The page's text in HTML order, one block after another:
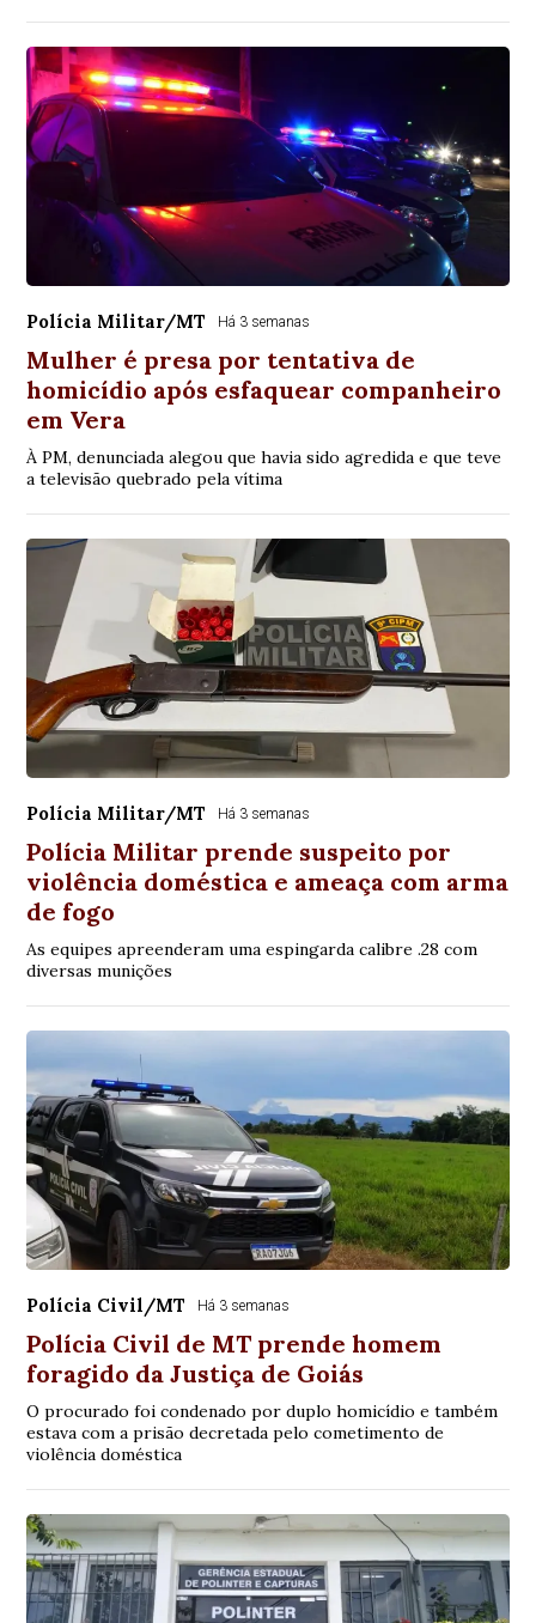
Polícia Militar/MT Há 3 semanas
Mulher é presa por tentativa de
homicídio após esfaquear companheiro
em Vera
À PM, denunciada alegou que havia sido agredida e que teve
a televisão quebrado pela vítima
Polícia Militar/MT Há 3 semanas
Polícia Militar prende suspeito por
violência doméstica e ameaça com arma
de fogo
As equipes apreenderam uma espingarda calibre .28 com
diversas munições
Polícia Civil/MT Há 3 semanas
Polícia Civil de MT prende homem
foragido da Justiça de Goiás
O procurado foi condenado por duplo homicídio e também
estava com a prisão decretada pelo cometimento de
violência doméstica